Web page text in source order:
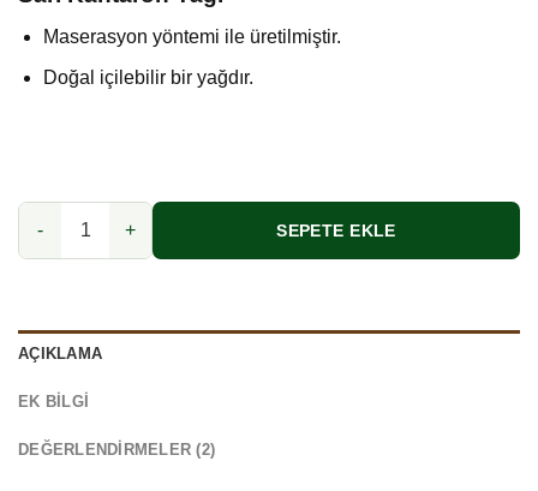
puanına
dayanarak
5 üzerinden
aldı
Maserasyon yöntemi ile üretilmiştir.
Doğal içilebilir bir yağdır.
Kantaron Yağı adet
SEPETE EKLE
AÇIKLAMA
EK BILGI
DEĞERLENDIRMELER (2)